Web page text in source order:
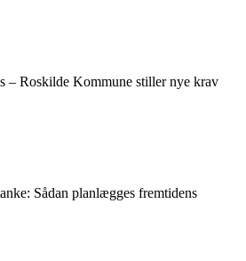
– Roskilde Kommune stiller nye krav
Sådan planlægges fremtidens